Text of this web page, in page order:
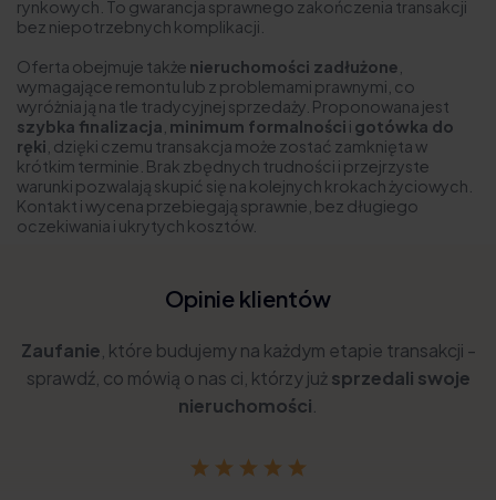
rynkowych. To gwarancja sprawnego zakończenia transakcji
bez niepotrzebnych komplikacji.
Oferta obejmuje także nieruchomości zadłużone
wymagające remontu lub z problemami prawnymi, co
wyróżnia ją na tle tradycyjnej sprzedaży. Proponowana jest
szybka finalizacja minimum formalności i gotówka do
ręki , dzięki czemu transakcja może zostać zamknięta w
krótkim terminie. Brak zbędnych trudności i przejrzyste
warunki pozwalają skupić się na kolejnych krokach życiowych.
Kontakt i wycena przebiegają sprawnie, bez długiego
oczekiwania i ukrytych kosztów.
Opinie klientów
Zaufanie, które budujemy na każdym etapie transakcji -
sprawdź, co mówią o nas ci, którzy jużsprzedali swoje
nieruchomości.